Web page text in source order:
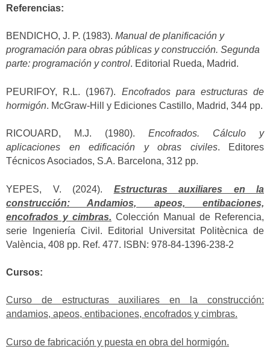
Referencias:
BENDICHO, J. P. (1983). Manual de planificación y
programación para obras públicas y construcción. Segunda
parte: programación y control. Editorial Rueda, Madrid.
PEURIFOY, R.L. (1967). Encofrados para estructuras de
hormigón. McGraw-Hill y Ediciones Castillo, Madrid, 344 pp.
RICOUARD, M.J. (1980). Encofrados. Cálculo y
aplicaciones en edificación y obras civiles. Editores
Técnicos Asociados, S.A. Barcelona, 312 pp.
YEPES, V. (2024). Estructuras auxiliares en la
construcción: Andamios, apeos, entibaciones,
encofrados y cimbras. Colección Manual de Referencia,
serie Ingeniería Civil. Editorial Universitat Politècnica de
València, 408 pp. Ref. 477. ISBN: 978-84-1396-238-2
Cursos:
Curso de estructuras auxiliares en la construcción:
andamios, apeos, entibaciones, encofrados y cimbras.
Curso de fabricación y puesta en obra del hormigón.